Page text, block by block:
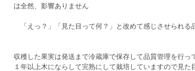
は全然、影響ありません
「えっ？」「見た目って何？」と改めて感じさせられる
収穫した果実は発送まで冷蔵庫で保存して品質管理を行っ
１年以上木にならして完熟にして栽培していますので見